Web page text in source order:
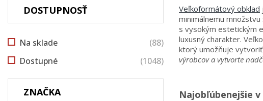
DOSTUPNOSŤ
Na sklade
(88)
Dostupné
(1048)
ZNAČKA
Veľkoformátový obklad
minimálnemu
s vysokým estetickým
luxusný charakter.
ktorý umožňuje
výrobcov a vytvorte
Najobľúbenejšie